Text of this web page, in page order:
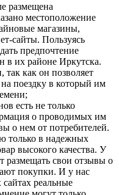
размещена
местоположение
магазины,
сайты. Пользуясь
предпочтение
в их районе Иркутска.
так как он позволяет
поездку в который им
есть не только
о проводимых им
о нем от потребителей.
только в надежных
высокого качества. У
размещать свои отзывы о
покупки. И у нас
реальные